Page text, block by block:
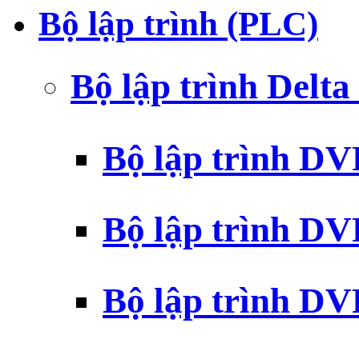
Bộ lập trình (PLC)
Bộ lập trình
Bộ lập trình
Bộ lập trình
Bộ lập trình